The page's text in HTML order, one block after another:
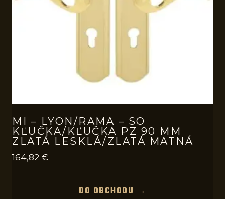
MI – LYON/RAMA – SO
KĽUČKA/KĽUČKA PZ 90 MM
ZLATÁ LESKLÁ/ZLATÁ MATNÁ
164,82 €
DO OBCHODU →